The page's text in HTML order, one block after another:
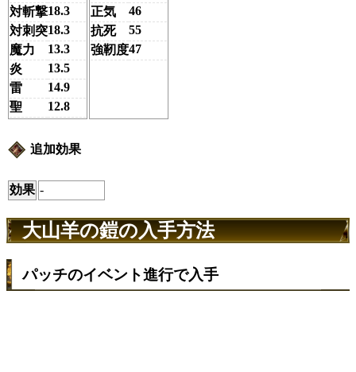
対斬撃18.3
対刺突18.3
魔力
13.3
炎
13.5
雷
14.9
聖
12.8
正気
46
抗死
55
強靭度47
追加効果
効果 -
大山羊の鎧の入手方法
パッチのイベント進行で入手